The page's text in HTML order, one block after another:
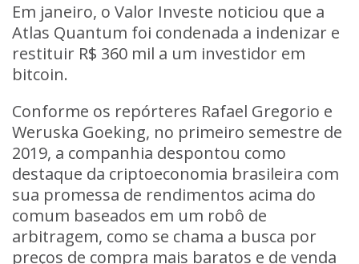
Em janeiro, o Valor Investe noticiou que a
Atlas Quantum foi condenada a indenizar e
restituir R$ 360 mil a um investidor em
bitcoin.
Conforme os repórteres Rafael Gregorio e
Weruska Goeking, no primeiro semestre de
2019, a companhia despontou como
destaque da criptoeconomia brasileira com
sua promessa de rendimentos acima do
comum baseados em um robô de
arbitragem, como se chama a busca por
preços de compra mais baratos e de venda